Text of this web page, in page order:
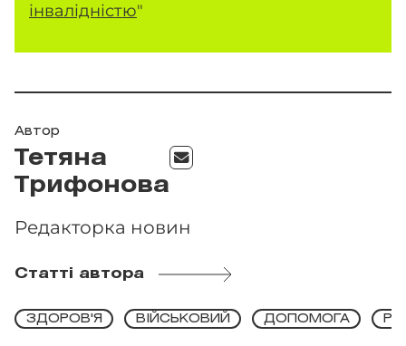
інвалідністю"
Автор
Тетяна
Трифонова
Редакторка новин
Статті автора
ЗДОРОВ'Я ВІЙСЬКОВИЙ ДОПОМОГА